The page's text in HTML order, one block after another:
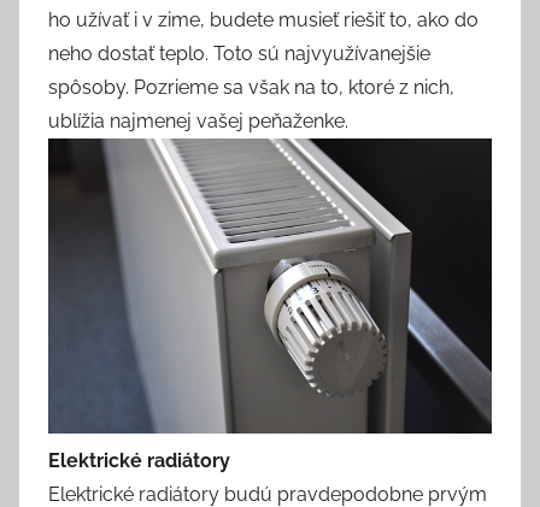
ho užívať i v zime, budete musieť riešiť to, ako do
neho dostať teplo. Toto sú najvyužívanejšie
spôsoby. Pozrieme sa však na to, ktoré z nich,
ublížia najmenej vašej peňaženke.
Elektrické radiátory
Elektrické radiátory budú pravdepodobne prvým